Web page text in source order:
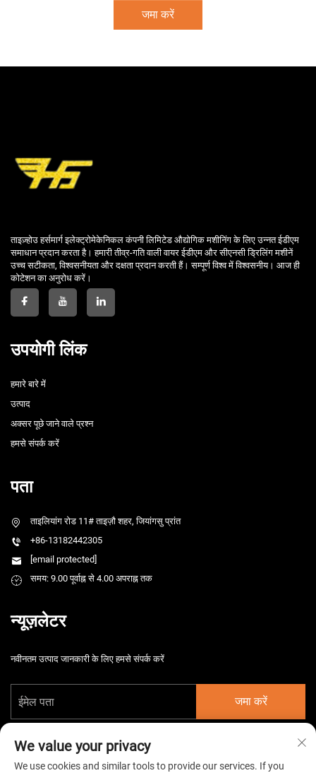
जमा करें
ताइज़्होउ हर्समार्ग इलेक्ट्रोमेकेनिकल कंपनी लिमिटेड औद्योगिक मशीनिंग के लिए उन्नत ईडीएम
समाधान प्रदान करता है। हमारी तीव्र-गति वाली वायर ईडीएम और सीएनसी ड्रिलिंग मशीनें
उच्च सटीकता, विश्वसनीयता और दक्षता प्रदान करती हैं। सम्पूर्ण विश्व में विश्वसनीय। आज ही
कोटेशन का अनुरोध करें।
उपयोगी लिंक
हमारे बारे में
उत्पाद
अक्सर पूछे जाने वाले प्रश्न
हमसे संपर्क करें
पता
ताइलियांग रोड 11# ताइज़ौ शहर, जियांगसु प्रांत
+86-13182442305
[email protected]
समय: 9.00 पूर्वाह्न से 4.00 अपराह्न तक
न्यूज़लेटर
नवीनतम उत्पाद जानकारी के लिए हमसे संपर्क करें
जमा करें
We value your privacy
We use cookies and similar tools to provide our services. If you